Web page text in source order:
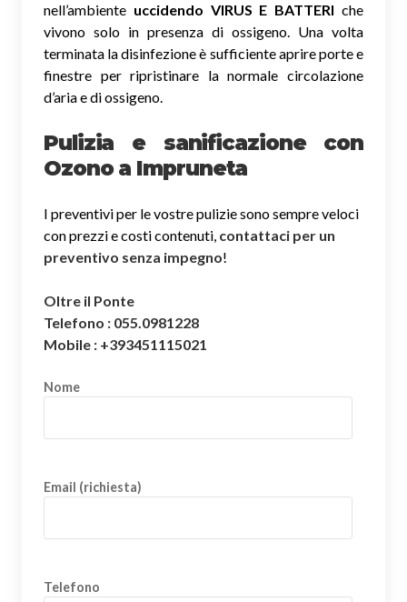
nell’ambiente uccidendo VIRUS E BATTERI che
vivono solo in presenza di ossigeno. Una volta
terminata la disinfezione è sufficiente aprire porte e
finestre per ripristinare la normale circolazione
d’aria e di ossigeno.
Pulizia e sanificazione con
Ozono a Impruneta
I preventivi per le vostre pulizie sono sempre veloci
con prezzi e costi contenuti, contattaci per un
preventivo senza impegno!
Oltre il Ponte
Telefono : 055.0981228
Mobile : +393451115021
Nome
Email (richiesta)
Telefono